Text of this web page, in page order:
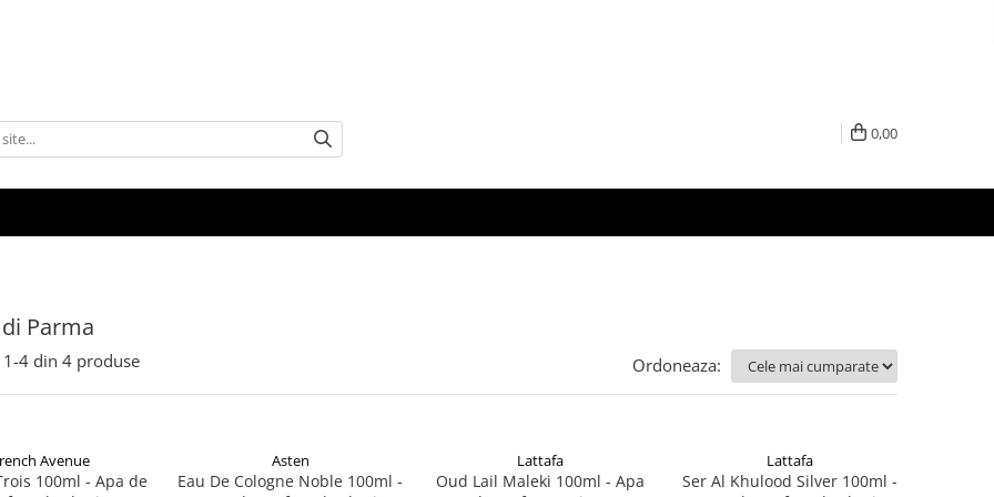
0,00
Parma
1-4 din 4 produse Ordoneaza:
Avenue
100ml - Apa de
Asten
Eau De Cologne Noble 100ml -
Lattafa
Oud Lail Maleki 100ml - Apa
Lattafa
Ser Al Khulood Silver 100ml -